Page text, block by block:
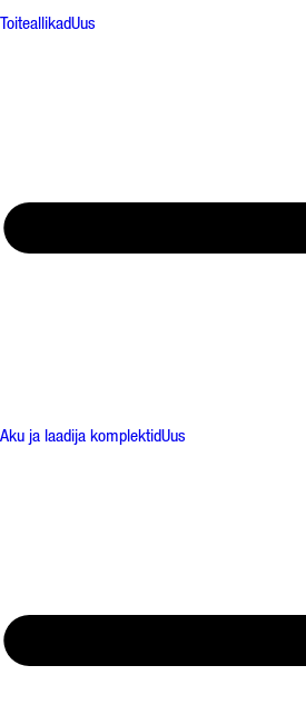
ToiteallikadUus
Aku ja laadija komplektidUus